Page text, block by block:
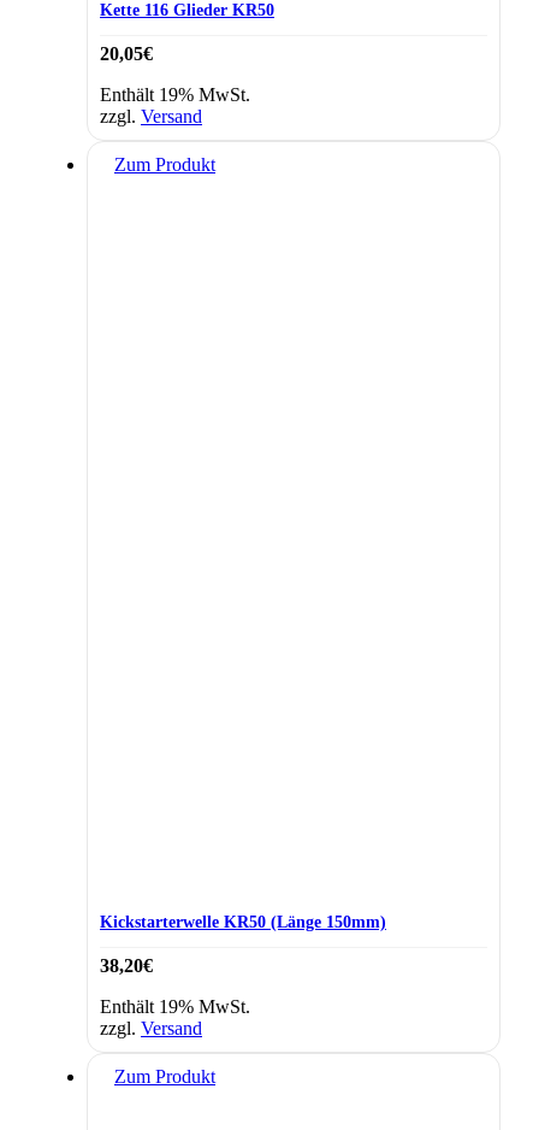
Kette 116 Glieder KR50
20,05€
Enthält 19% MwSt.
zzgl. Versand
Zum Produkt
Kickstarterwelle KR50 (Länge 150mm)
38,20€
Enthält 19% MwSt.
zzgl. Versand
Zum Produkt